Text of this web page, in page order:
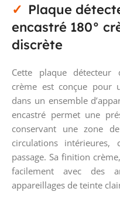
Plaque
encastré 180°
discrète
Cette plaque détecteur
crème est conçue pour
dans un ensemble
encastré permet une
conservant une zone
circulations
passage. Sa finition
facilement avec des
appareillages de teinte